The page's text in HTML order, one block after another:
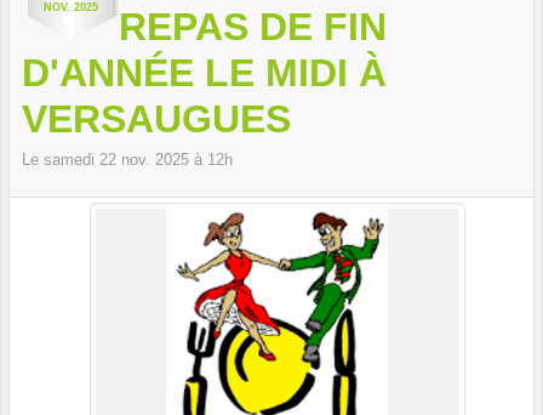
NOV. 2025
REPAS DE FIN
D'ANNÉE LE MIDI À
VERSAUGUES
Le samedi 22 nov. 2025 à 12h